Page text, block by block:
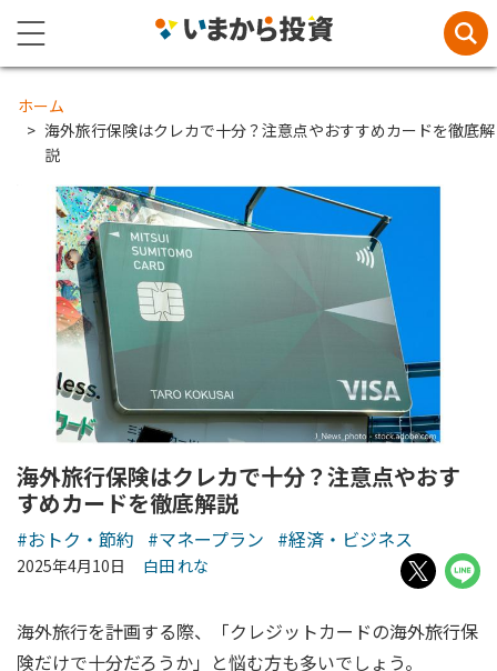
ホーム
海外旅行保険はクレカで十分？注意点やおすすめカードを徹底解
説
海外旅行保険はクレカで十分？注意点やおす
すめカードを徹底解説
#おトク・節約 #マネープラン #経済・ビジネス
2025年4月10日 白田 れな
海外旅行を計画する際、「クレジットカードの海外旅行保
険だけで十分だろうか」と悩む方も多いでしょう。